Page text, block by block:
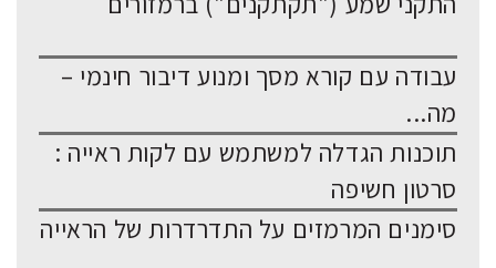
עבודה עם קורא מסך ומנוע דיבור חינמי –
מה...
תוכנות הגדלה למשתמש עם לקות ראייה :
סרטון חשיפה
סימנים המרמזים על התדרדרות של הראייה